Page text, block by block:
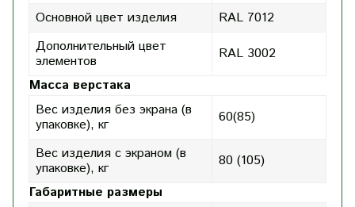
Основной цвет изделия
RAL 7012
Дополнительный цвет
элементов
RAL 3002
Масса верстака
Вес изделия без экрана (в
упаковке), кг
60(85)
Вес изделия с экраном (в
упаковке), кг
80 (105)
Габаритные размеры